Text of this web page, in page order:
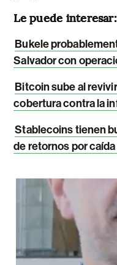
Le puede interesar:
Bukele
Salvador con
Bitcoin sube al
cobertura contra la
Stablecoins tienen
de retornos por